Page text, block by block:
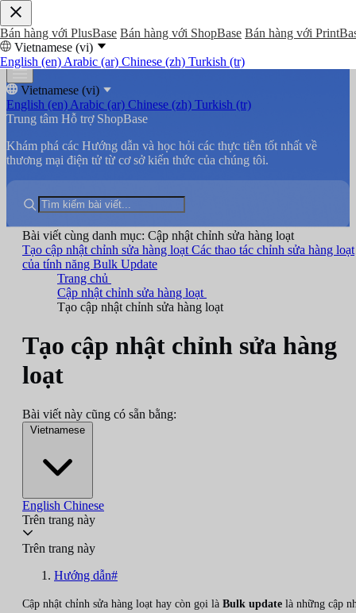
Bán hàng với PlusBase Bán hàng với ShopBase Bán hàng với
Vietnamese (vi)
English (en) Arabic (ar) Chinese (zh) Turkish (tr)
Vietnamese (vi)
English (en) Arabic (ar) Chinese (zh) Turkish (tr)
Trung tâm Hỗ trợ ShopBase
Khám phá các Hướng dẫn và học hỏi các thực tiễn tốt nhất về
thương mại điện tử từ cơ sở kiến thức của chúng tôi.
Bài viết cùng danh mục: Cập nhật chỉnh sửa hàng loạt
Tạo cập nhật chỉnh sửa hàng loạt Các thao tác chỉnh sửa hàng loạt
của tính năng Bulk Update
Trang chủ
Cập nhật chỉnh sửa hàng loạt
Tạo cập nhật chỉnh sửa hàng loạt
Tạo cập nhật chỉnh sửa hàng
loạt
Bài viết này cũng có sẵn bằng:
Vietnamese
English Chinese
Trên trang này
Trên trang này
Hướng dẫn#
Cập nhật chỉnh sửa hàng loạt hay còn gọi là Bulk update là những cập